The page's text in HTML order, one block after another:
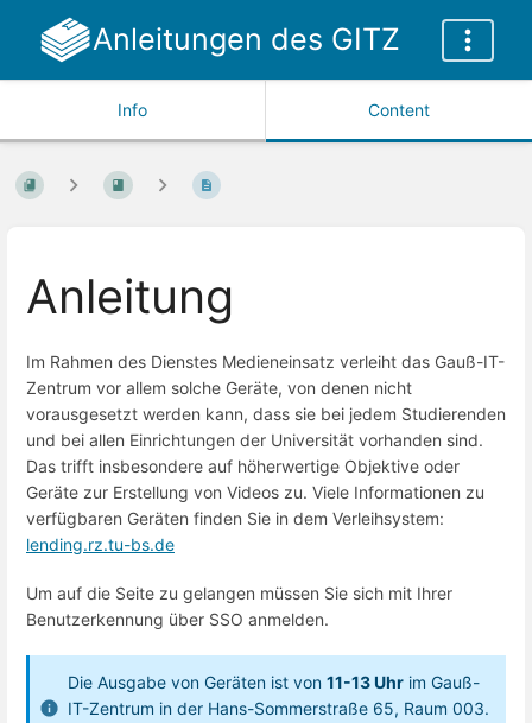
Anleitungen des GITZ
Info Content
Anleitung
Im Rahmen des Dienstes Medieneinsatz verleiht das Gauß-IT-
Zentrum vor allem solche Geräte, von denen nicht
vorausgesetzt werden kann, dass sie bei jedem Studierenden
und bei allen Einrichtungen der Universität vorhanden sind.
Das trifft insbesondere auf höherwertige Objektive oder
Geräte zur Erstellung von Videos zu. Viele Informationen zu
verfügbaren Geräten finden Sie in dem Verleihsystem:
lending.rz.tu-bs.de
Um auf die Seite zu gelangen müssen Sie sich mit Ihrer
Benutzerkennung über SSO anmelden.
Die Ausgabe von Geräten ist von 11-13 Uhr im Gauß-
IT-Zentrum in der Hans-Sommerstraße 65, Raum 003.